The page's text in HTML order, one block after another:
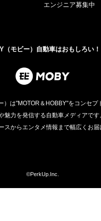
エンジニア募集中
（モビー）自動車はおもしろい！
）は"MOTOR＆HOBBY"をコンセプ
魅力を発信する自動車メディアです
スからエンタメ情報まで幅広くお届
©PerkUp.Inc.